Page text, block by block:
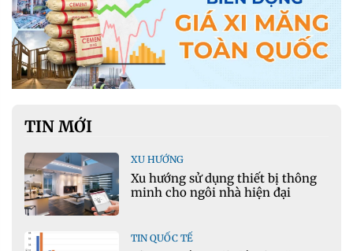
TIN MỚI
XU HƯỚNG
Xu hướng sử dụng thiết bị thông
minh cho ngôi nhà hiện đại
TIN QUỐC TẾ